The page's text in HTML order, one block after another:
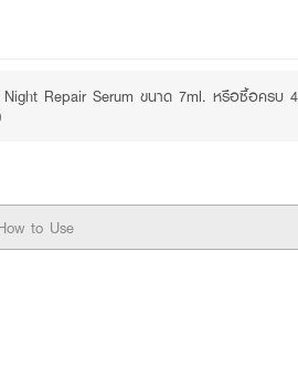
Repair Serum ขนาด 7ml. หรือซื้อครบ
to Use